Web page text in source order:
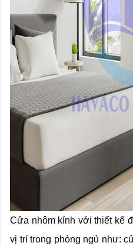
Cửa nhôm kính với thiết kế
vị trí trong phòng ngủ như: